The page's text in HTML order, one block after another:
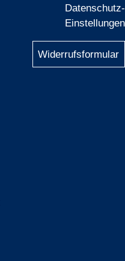
Datenschutz-
Einstellungen
Widerrufsformular